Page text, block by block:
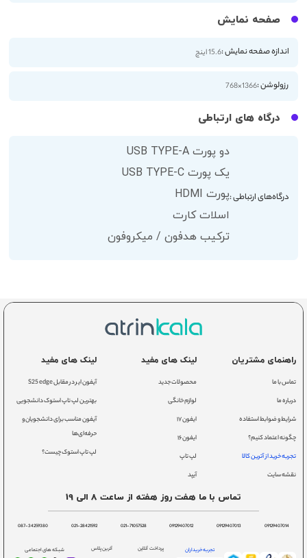
صفحه نمایش
اندازه صفحه نمایش :15.6 اینچ
رزولوشن :1366×768
درگاه های ارتباطی
درگاه‌های ارتباطی :
دو پورت USB TYPE-A
یک پورت USB TYPE-C
پورت HDMI
اسلات کارت
ترکیب هدفون / میکروفون
راهنمای مشتریان
تماس با ما
درباره ما
شرایط و ضوابط استفاده
چگونه اعتماد کنیم؟
تجربه خرید از آترین کالا
نقشه سایت
لینک های مفید
محصولات جدید
لوازم خانگی
ایفون ۱۷
ایفون ۱۶
لپ تاپ
آیپد
لینک های مفید
آیفون ایر در مقابل S25 edge
بهترین لپ تاپ استوک دانشجویی
آیفون مناسب برای دانشجویان و
حرفه‌ای‌ها
لپ تاپ استوک چیست؟
تماس با ما هفت روز هفته از ساعت 8 الی 19
09129407014
09129407013
09129407012
021-71057528
021-28421592
087-34259380
تجربه خریداران پرداخت آنلاین آترین پلاس شبکه های اجتماعی